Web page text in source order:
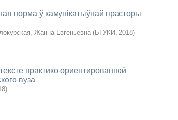
норма ў камунікатыўнай прасторы
Жанна Евгеньевна (БГУКИ, 2018)
практико-ориентированной
вуза
)